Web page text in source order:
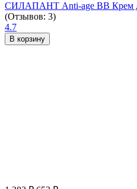
СИЛАПАНТ Anti-age ВВ Крем
(Отзывов: 3)
4.7
В корзину